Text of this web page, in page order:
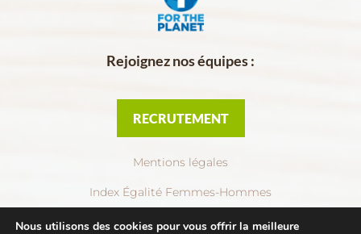
Rejoignez nos équipes :
RECRUTEMENT
Mentions légales
Index Égalité Femmes-Hommes
Politique de confidentialité
Nous utilisons des cookies pour vous offrir la meilleure